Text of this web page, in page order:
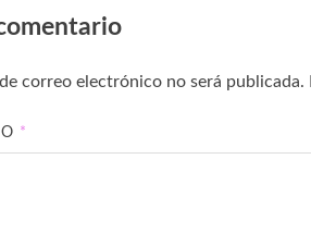
correo electrónico no será publicada.
*